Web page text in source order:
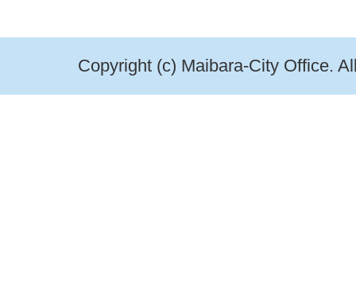
Copyright (c) Maibara-City Office.